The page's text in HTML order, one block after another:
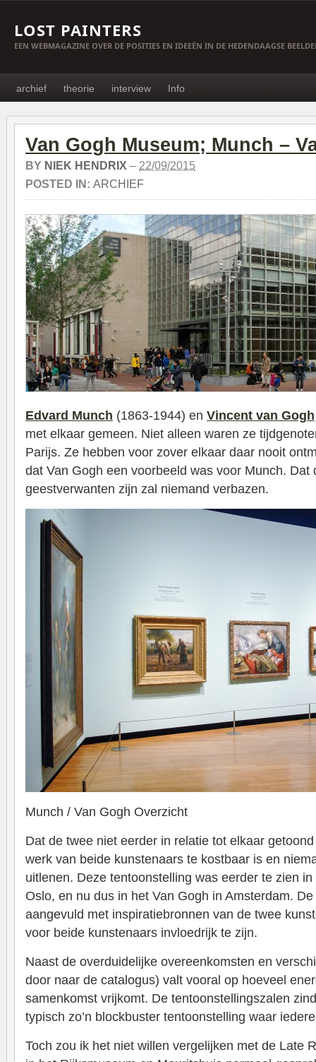
LOST PAINTERS
EEN WEBMAGAZINE OVER DE POSITIES EN IDEEËN IN DE HEDENDAAGSE
archief theorie interview Info
Van Gogh Museum; Munch –
BY NIEK HENDRIX – 22/09/2015
POSTED IN: ARCHIEF
Edvard Munch (1863-1944) en Vincent van Gogh
met elkaar gemeen. Niet alleen waren ze
Parijs. Ze hebben voor zover elkaar daar nooit
dat Van Gogh een voorbeeld was voor Munch. Dat
geestverwanten zijn zal niemand verbazen.
Munch / Van Gogh Overzicht
Dat de twee niet eerder in relatie tot elkaar
werk van beide kunstenaars te kostbaar is en
uitlenen. Deze tentoonstelling was eerder te zien
Oslo, en nu dus in het Van Gogh in Amsterdam.
aangevuld met inspiratiebronnen van de twee
voor beide kunstenaars invloedrijk te zijn.
Naast de overduidelijke overeenkomsten en
door naar de catalogus) valt vooral op hoeveel
samenkomst vrijkomt. De tentoonstellingszalen
typisch zo’n blockbuster tentoonstelling waar
Toch zou ik het niet willen vergelijken met de Late